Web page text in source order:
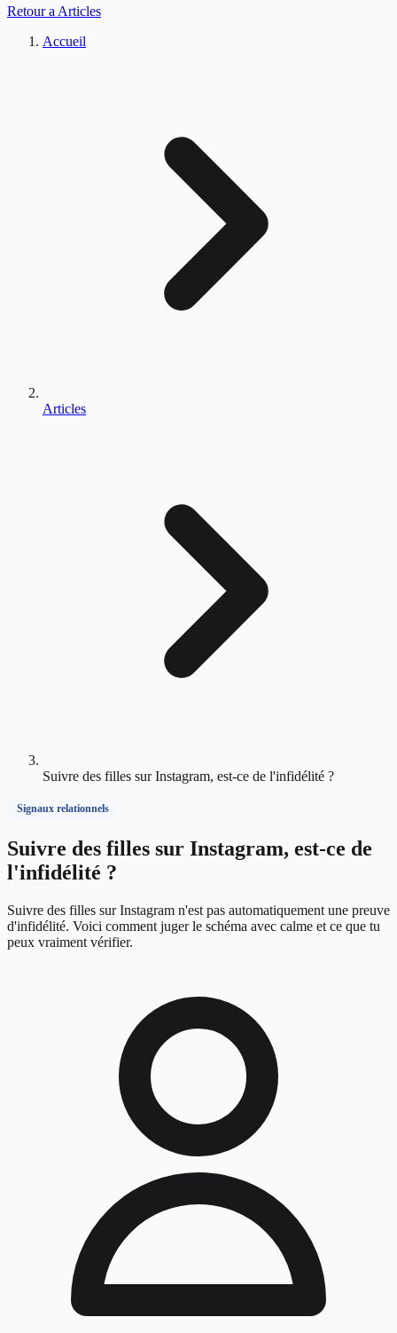
Retour a Articles
Accueil
Articles
Suivre des filles sur Instagram, est-ce de l'infidélité ?
Signaux relationnels
Suivre des filles sur Instagram, est-ce de
l'infidélité ?
Suivre des filles sur Instagram n'est pas automatiquement une preuve
d'infidélité. Voici comment juger le schéma avec calme et ce que tu
peux vraiment vérifier.